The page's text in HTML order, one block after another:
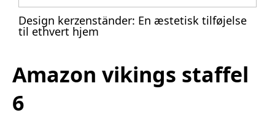
Design kerzenständer: En æstetisk tilføjelse
til ethvert hjem
Amazon vikings staffel
6